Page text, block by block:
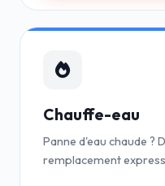
Chauffe-eau
Panne d'eau chaude ?
remplacement